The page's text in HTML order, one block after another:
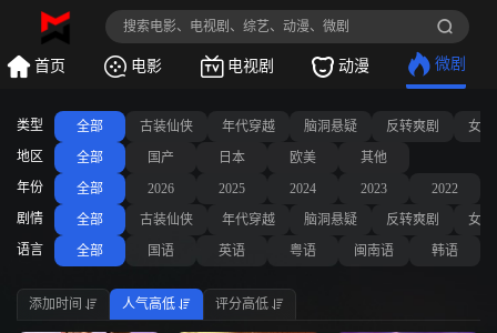
首页 电影 电视剧 动漫 微剧
类型 全部 古装仙侠 年代穿越 脑洞悬疑 反转爽剧
女
地区
全部 国产 日本 欧美
其他
年份
全部 2026 2025 2024 2023
2022
剧情
全部 古装仙侠 年代穿越 脑洞悬疑 反转爽剧
女
语言
全部 国语 英语 粤语 闽南语 韩语
添加时间 人气高低 评分高低